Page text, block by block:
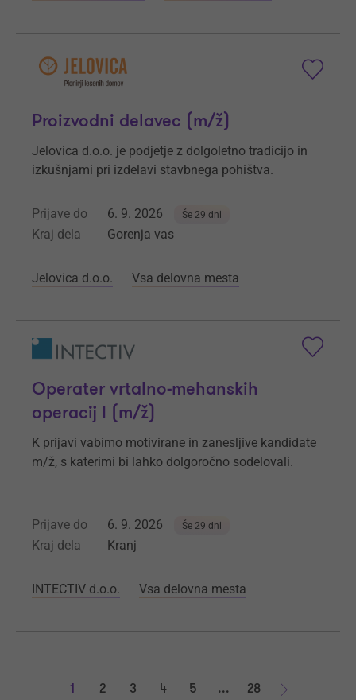
Proizvodni delavec (m/ž)
Jelovica d.o.o. je podjetje z dolgoletno tradicijo in
izkušnjami pri izdelavi stavbnega pohištva.
Prijave do 6. 9. 2026 Še 29 dni
Kraj dela Gorenja vas
Jelovica d.o.o. Vsa delovna mesta
Operater vrtalno-mehanskih
operacij I (m/ž)
K prijavi vabimo motivirane in zanesljive kandidate
m/ž, s katerimi bi lahko dolgoročno sodelovali.
Prijave do 6. 9. 2026 Še 29 dni
Kraj dela Kranj
INTECTIV d.o.o. Vsa delovna mesta
1 2 3 4 5 ...
28